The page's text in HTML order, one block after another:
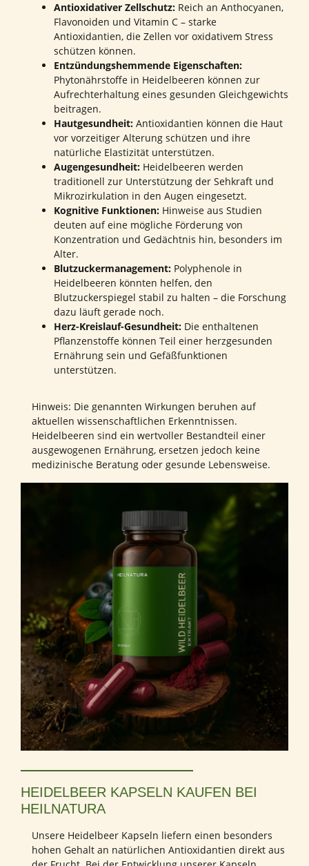
Antioxidativer Zellschutz: Reich an Anthocyanen,
Flavonoiden und Vitamin C – starke
Antioxidantien, die Zellen vor oxidativem Stress
schützen können.
Entzündungshemmende Eigenschaften:
Phytonährstoffe in Heidelbeeren können zur
Aufrechterhaltung eines gesunden Gleichgewichts
beitragen.
Hautgesundheit: Antioxidantien können die Haut
vor vorzeitiger Alterung schützen und ihre
natürliche Elastizität unterstützen.
Augengesundheit: Heidelbeeren werden
traditionell zur Unterstützung der Sehkraft und
Mikrozirkulation in den Augen eingesetzt.
Kognitive Funktionen: Hinweise aus Studien
deuten auf eine mögliche Förderung von
Konzentration und Gedächtnis hin, besonders im
Alter.
Blutzuckermanagement: Polyphenole in
Heidelbeeren könnten helfen, den
Blutzuckerspiegel stabil zu halten – die Forschung
dazu läuft gerade noch.
Herz-Kreislauf-Gesundheit: Die enthaltenen
Pflanzenstoffe können Teil einer herzgesunden
Ernährung sein und Gefäßfunktionen
unterstützen.
Hinweis: Die genannten Wirkungen beruhen auf
aktuellen wissenschaftlichen Erkenntnissen.
Heidelbeeren sind ein wertvoller Bestandteil einer
ausgewogenen Ernährung, ersetzen jedoch keine
medizinische Beratung oder gesunde Lebensweise.
HEIDELBEER KAPSELN KAUFEN BEI
HEILNATURA
Unsere Heidelbeer Kapseln liefern einen besonders
hohen Gehalt an natürlichen Antioxidantien direkt aus